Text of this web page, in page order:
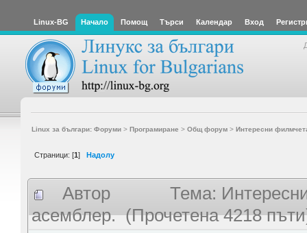
Linux-BG Начало Помощ Търси Календар Вход
Linux за българи: Форуми> Програмиране > Общ форум> Интересни
Страници: [1] Надолу
Автор
Тема:
асемблер. (Прочетена 4218